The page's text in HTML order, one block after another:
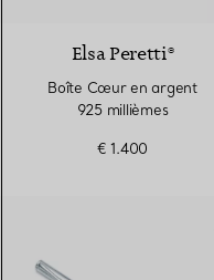
Elsa Peretti®
Boîte Cœur en argent
925 millièmes
€ 1.400